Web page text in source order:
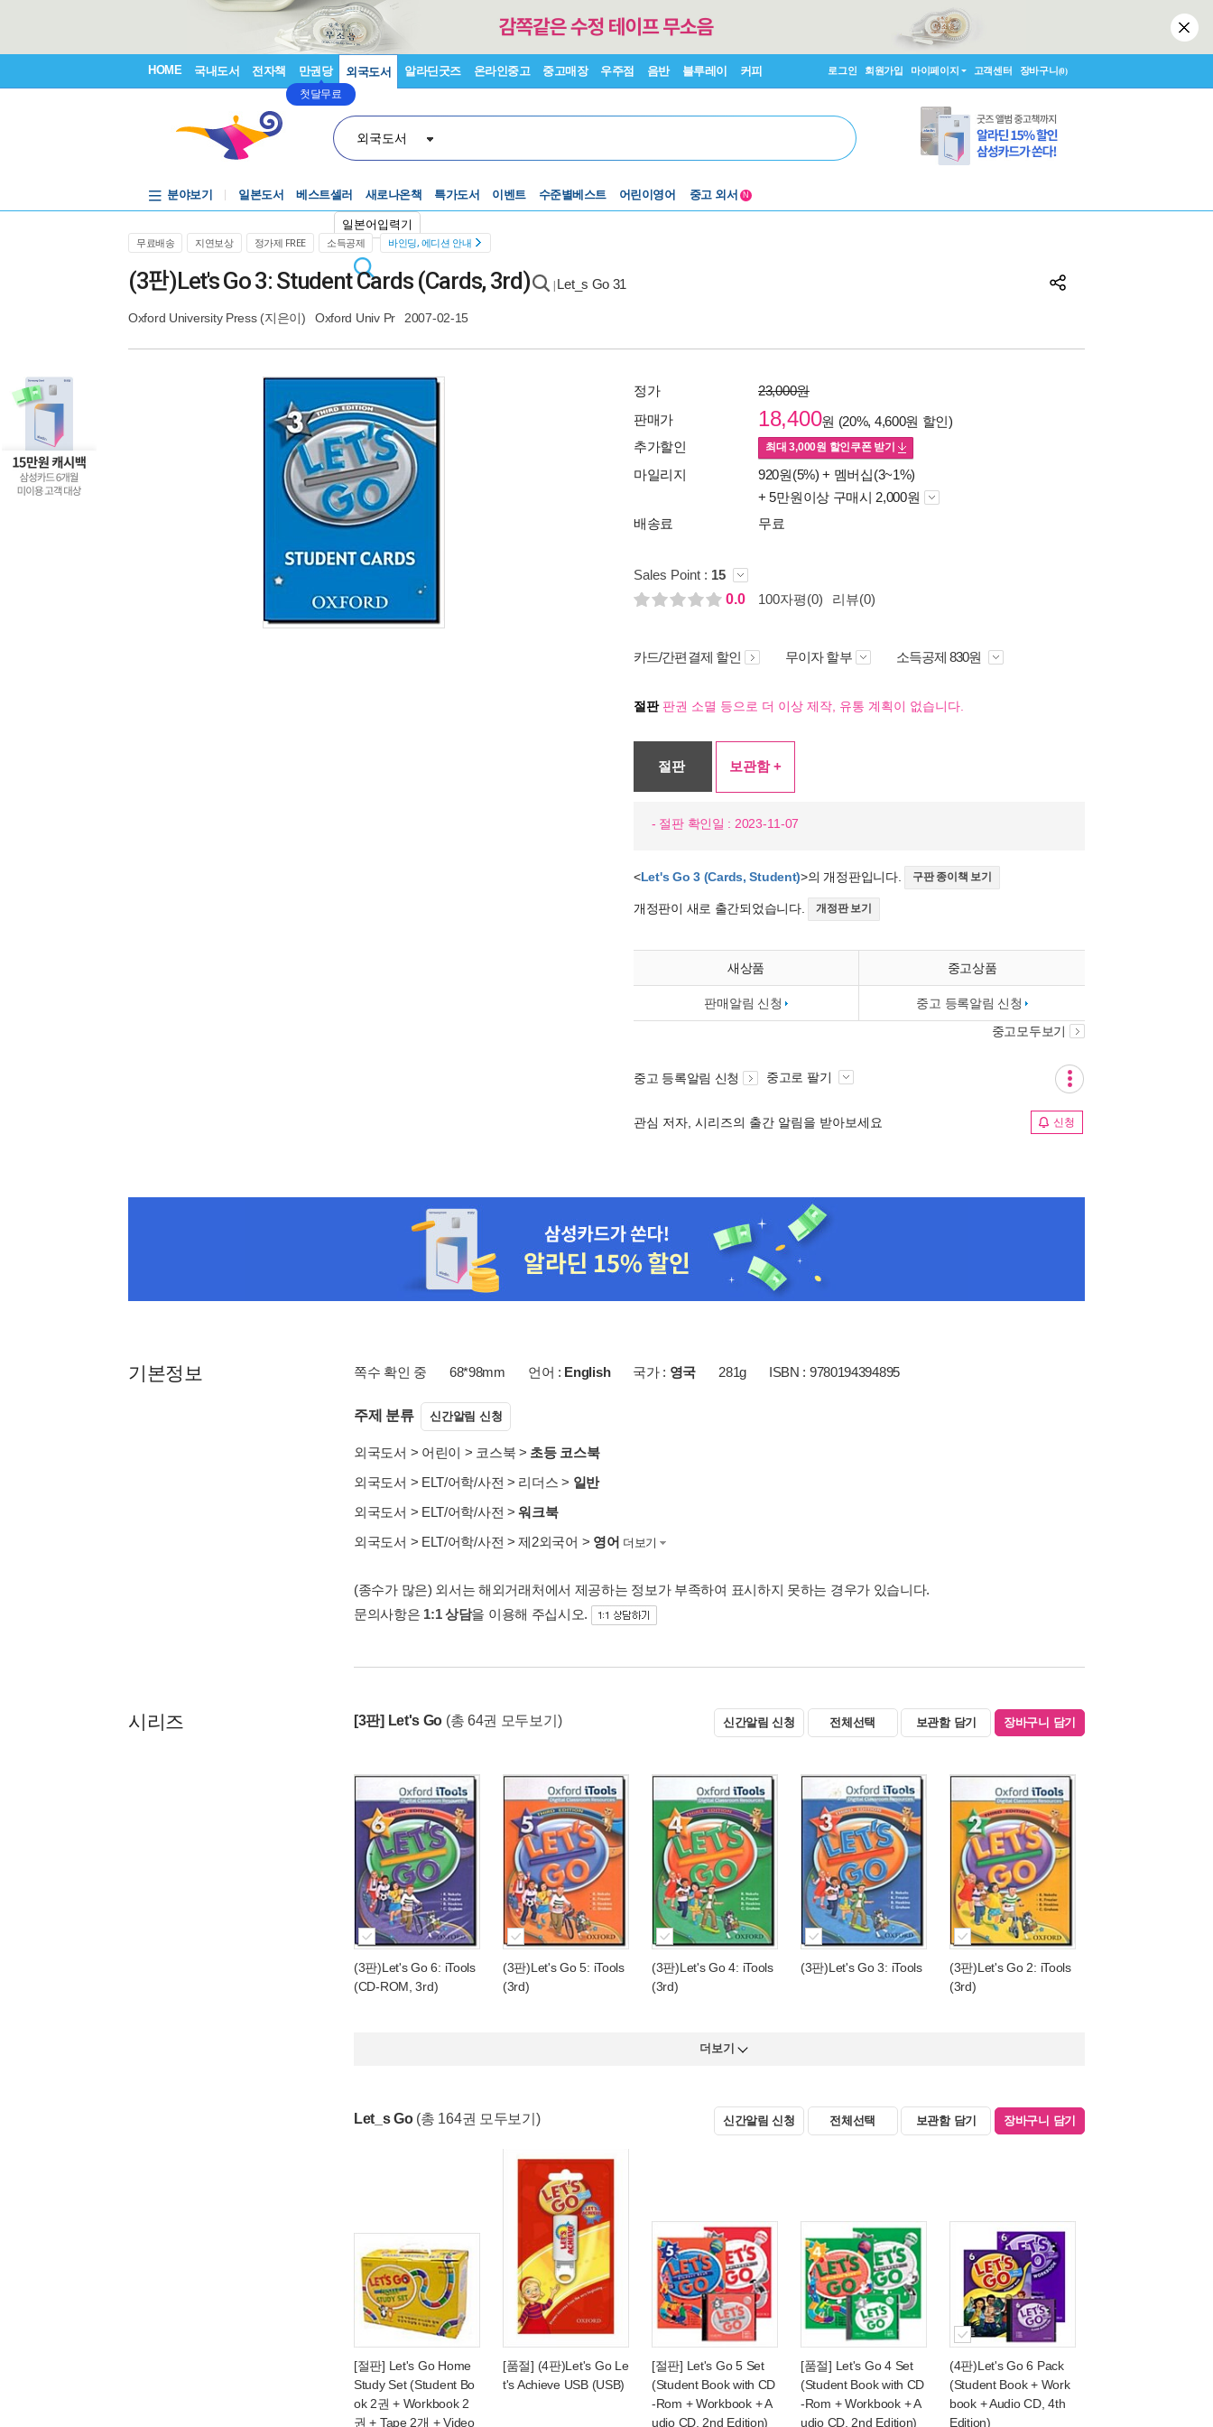
HOME 국내도서 전자책 만권당
첫달무료
외국도서 알라딘굿즈 온라인중고 중고매장 우주점 음반 블루레이 커피 로그인 회원가입 마이페이지 고객센터 장바구니(0)
외국도서
일본어입력기
분야보기 일본도서 베스트셀러 새로나온책 특가도서 이벤트
수준별베스트
어린이영어
중고 외서
N
무료배송 지연보상 정가제 FREE 소득공제 바인딩, 에디션 안내
(3판)Let's Go 3: Student Cards (Cards, 3rd) Let_s Go 31
Oxford University Press(지은이) Oxford Univ Pr 2007-02-15
정가
23,000원
판매가
18,400원 (20%, 4,600원 할인)
추가할인
최대3,000원 할인쿠폰 받기
마일리지 920원(5%) + 멤버십(3~1%)
+ 5만원이상 구매시 2,000원
배송료
무료
Sales Point : 15
0.0
100자평(0) 리뷰(0)
카드/간편결제 할인 무이자 할부 소득공제 830원
절판판권 소멸 등으로 더 이상 제작, 유통 계획이 없습니다.
절판 보관함 +
- 절판 확인일 : 2023-11-07
<Let's Go 3 (Cards, Student)>의 개정판입니다. 구판 종이책 보기
개정판이 새로 출간되었습니다. 개정판 보기
새상품 중고상품
판매알림 신청 중고 등록알림 신청
중고모두보기
중고 등록알림 신청 중고로 팔기
관심 저자, 시리즈의 출간 알림을 받아보세요 신청
기본정보 쪽수 확인 중 68*98mm 언어 : English 국가 : 영국 281g ISBN : 9780194394895
주제 분류 신간알림 신청
외국도서 > 어린이 > 코스북 > 초등 코스북
외국도서 > ELT/어학/사전 > 리더스 > 일반
외국도서 > ELT/어학/사전 >워크북
외국도서 > ELT/어학/사전 >제2외국어 > 영어 더보기
(종수가 많은) 외서는 해외거래처에서 제공하는 정보가 부족하여 표시하지 못하는 경우가 있습니다.
문의사항은 1:1 상담을 이용해 주십시오.
시리즈 [3판] Let's Go (총 64권 모두보기) 신간알림 신청 전체선택 보관함 담기 장바구니 담기
(3판)Let's Go 6: iTools
(CD-ROM, 3rd)
(3판)Let's Go 5: iTools
(3rd)
(3판)Let's Go 4: iTools
(3rd)
(3판)Let's Go 3: iTools
(3판)Let's Go 2: iTools
(3rd)
더보기
Let_s Go (총 164권 모두보기) 신간알림 신청 전체선택 보관함 담기 장바구니 담기
[절판] Let's Go Home
Study Set (Student Bo
ok 2권 + Workbook 2
권 + Tape 2개 + Video
[품절] (4판)Let's Go Le
t's Achieve USB (USB)
[절판] Let's Go 5 Set
(Student Book with CD
-Rom + Workbook + A
udio CD, 2nd Edition)
[품절] Let's Go 4 Set
(Student Book with CD
-Rom + Workbook + A
udio CD, 2nd Edition)
(4판)Let's Go 6 Pack
(Student Book + Work
book + Audio CD, 4th
Edition)